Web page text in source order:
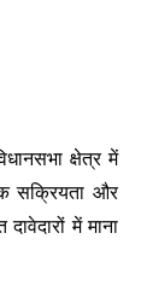
क्षेत्र में
सक्रियता और
में माना